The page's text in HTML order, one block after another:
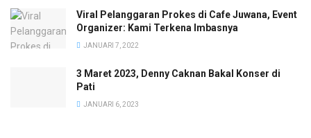
Viral Pelanggaran Prokes di Cafe Juwana, Event
Organizer: Kami Terkena Imbasnya
JANUARI 7, 2022
3 Maret 2023, Denny Caknan Bakal Konser di
Pati
JANUARI 6, 2023